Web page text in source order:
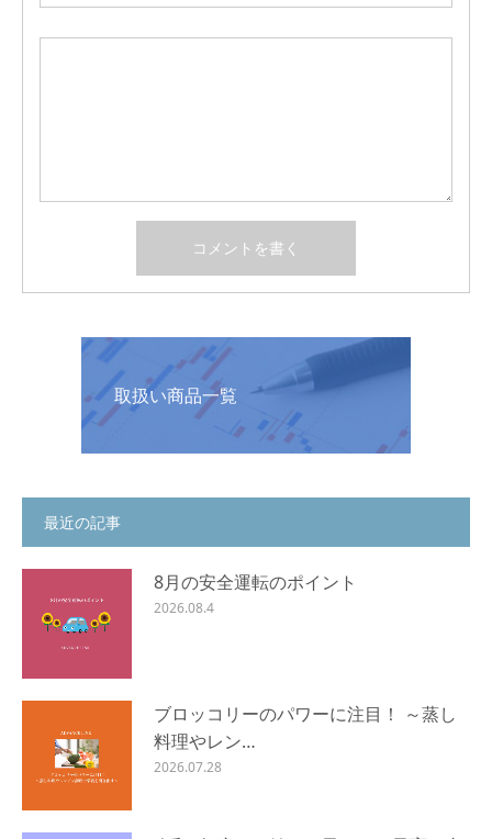
取扱い商品一覧
最近の記事
8月の安全運転のポイント
2026.08.4
ブロッコリーのパワーに注目！ ～蒸し
料理やレン…
2026.07.28